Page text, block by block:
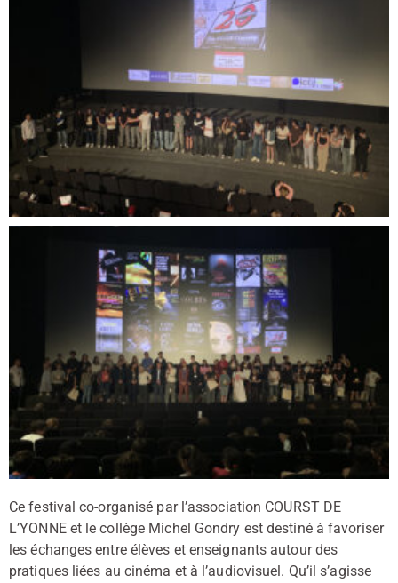
Ce festival co-organisé par l’association COURST DE
L’YONNE et le collège Michel Gondry est destiné à favoriser
les échanges entre élèves et enseignants autour des
pratiques liées au cinéma et à l’audiovisuel. Qu’il s’agisse